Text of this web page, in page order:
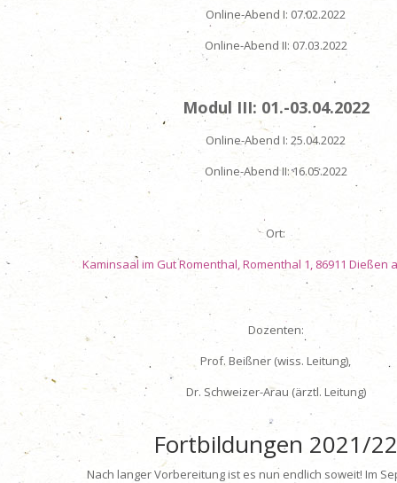
Online-Abend I: 07.02.2022
Online-Abend II: 07.03.2022
Modul III: 01.-03.04.2022
Online-Abend I: 25.04.2022
Online-Abend II: 16.05.2022
Ort:
Kaminsaal im Gut Romenthal, Romenthal 1, 86911 Dießen
Dozenten:
Prof. Beißner (wiss. Leitung),
Dr. Schweizer-Arau (ärztl. Leitung)
Fortbildungen 2021/
Nach langer Vorbereitung ist es nun endlich soweit! Im